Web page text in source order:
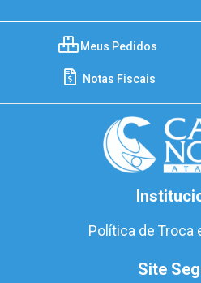
Meus Pedidos
Notas Fiscais
Política de Troca
Site